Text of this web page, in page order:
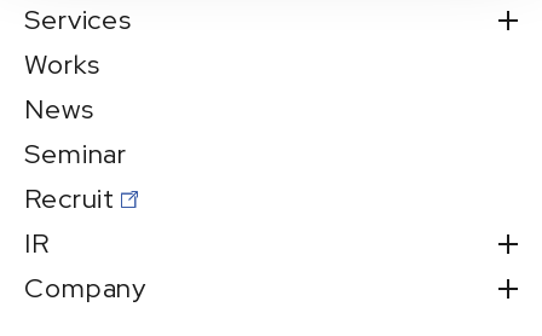
Services
Works
News
Seminar
Recruit
IR
Company